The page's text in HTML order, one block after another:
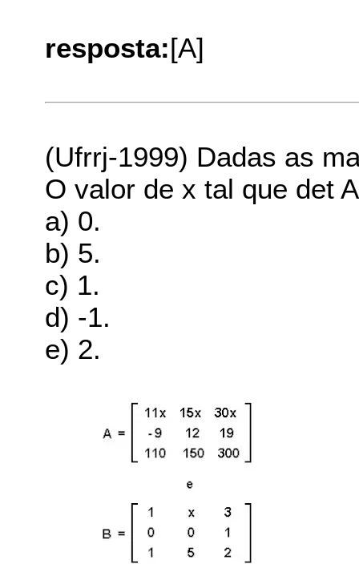
resposta:[A]
(Ufrrj-1999) Dadas as
O valor de x tal que det
a) 0.
b) 5.
c) 1.
d) -1.
e) 2.